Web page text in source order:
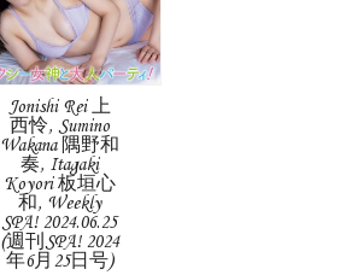
Jonishi Rei 上
西怜, Sumino
Wakana 隅野和
奏, Itagaki
Koyori 板垣心
和, Weekly
SPA! 2024.06.25
(週刊SPA! 2024
年6月25日号)